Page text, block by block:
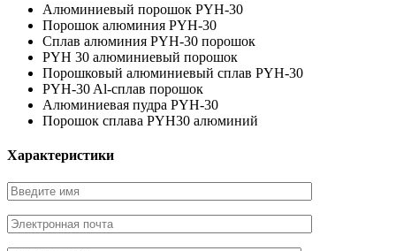
Алюминиевый порошок PYH-30
Порошок алюминия PYH-30
Сплав алюминия PYH-30 порошок
PYH 30 алюминиевый порошок
Порошковый алюминиевый сплав PYH-30
PYH-30 Al-сплав порошок
Алюминиевая пудра PYH-30
Порошок сплава PYH30 алюминий
Характеристики